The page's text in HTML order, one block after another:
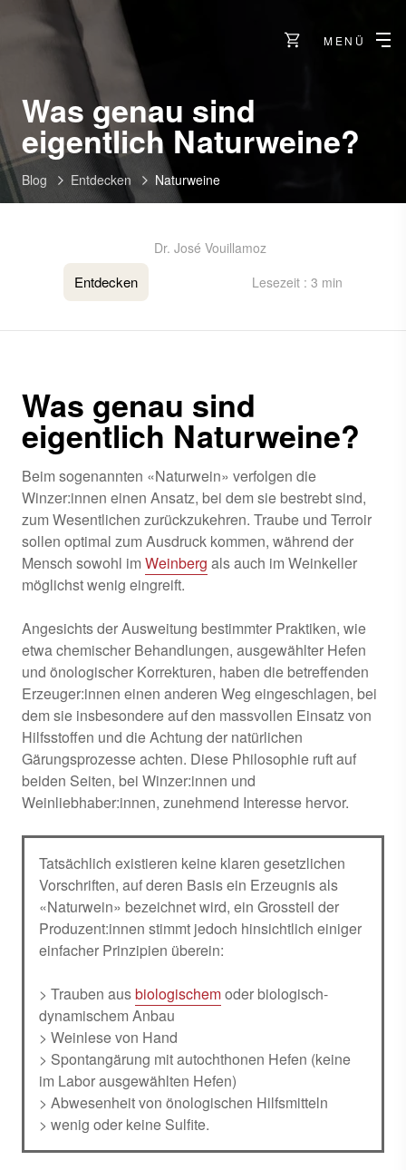
MENÜ
Was genau sind
eigentlich Naturweine?
Blog Entdecken Naturweine
Entdecken Lesezeit : 3 min
Dr. José Vouillamoz
Was genau sind
eigentlich Naturweine?
Beim sogenannten «Naturwein» verfolgen die
Winzer:innen einen Ansatz, bei dem sie bestrebt sind,
zum Wesentlichen zurückzukehren. Traube und Terroir
sollen optimal zum Ausdruck kommen, während der
Mensch sowohl im Weinberg als auch im Weinkeller
möglichst wenig eingreift.
Angesichts der Ausweitung bestimmter Praktiken, wie
etwa chemischer Behandlungen, ausgewählter Hefen
und önologischer Korrekturen, haben die betreffenden
Erzeuger:innen einen anderen Weg eingeschlagen, bei
dem sie insbesondere auf den massvollen Einsatz von
Hilfsstoffen und die Achtung der natürlichen
Gärungsprozesse achten. Diese Philosophie ruft auf
beiden Seiten, bei Winzer:innen und
Weinliebhaber:innen, zunehmend Interesse hervor.
Tatsächlich existieren keine klaren gesetzlichen
Vorschriften, auf deren Basis ein Erzeugnis als
«Naturwein» bezeichnet wird, ein Grossteil der
Produzent:innen stimmt jedoch hinsichtlich einiger
einfacher Prinzipien überein:
> Trauben ausbiologischemoder biologisch-
dynamischem Anbau
> Weinlese von Hand
> Spontangärung mit autochthonen Hefen (keine
im Labor ausgewählten Hefen)
> Abwesenheit von önologischen Hilfsmitteln
> wenig oder keine Sulfite.